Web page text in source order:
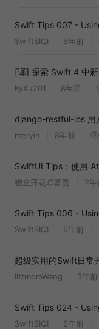
Swift Tips 007 -
consistency
SwiftSIQI 6年前
[译] 探索 Swift 4 中
KyXu201 8年前
django-restful-ios 用
meryin 8年前
SwiftUI Tips：使用
独立开花卓富贵 2年
Swift Tips 006 -
standard library
SwiftSIQI 6年前
超级实用的Swift日常
iittmomWang 3年前
Swift Tips 024 -
SwiftSIQI 6年前